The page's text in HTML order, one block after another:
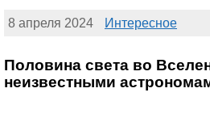
8 апреля 2024 Интересное
Половина света во
неизвестными